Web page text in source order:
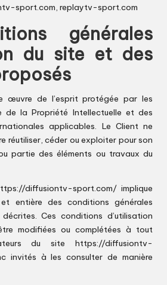
sport.com, replaytv-sport.com
générales
du site et des
œuvre de l’esprit protégée par les
de la Propriété Intellectuelle et des
applicables. Le Client ne
réutiliser, céder ou exploiter pour son
partie des éléments ou travaux du
diffusiontv-sport.com/ implique
entière des conditions générales
Ces conditions d’utilisation
modifiées ou complétées à tout
du site https://diffusiontv-
invités à les consulter de manière